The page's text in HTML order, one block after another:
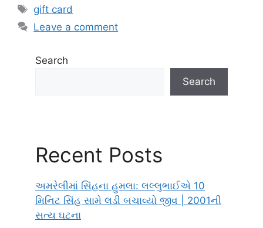
Tags
gift card
Leave a comment
Search
Search
Recent Posts
અમરેલીમાં સિંહના હુમલા: લલ્લુભાઈએ 10
મિનિટ સિંહ સામે લડી બચાવ્યો જીવ | 2001ની
સત્ય ઘટના